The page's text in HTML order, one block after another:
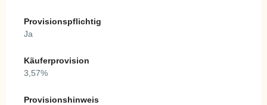
Provisionspflichtig
Ja
Käuferprovision
3,57%
Provisionshinweis